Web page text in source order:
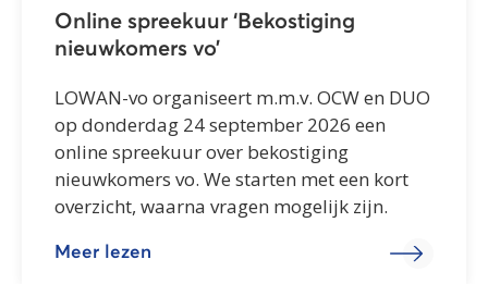
Online spreekuur ‘Bekostiging
nieuwkomers vo’
LOWAN-vo organiseert m.m.v. OCW en DUO
op donderdag 24 september 2026 een
online spreekuur over bekostiging
nieuwkomers vo. We starten met een kort
overzicht, waarna vragen mogelijk zijn.
Meer lezen